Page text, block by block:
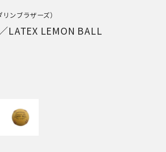
ンブラザーズ）
LATEX LEMON BALL